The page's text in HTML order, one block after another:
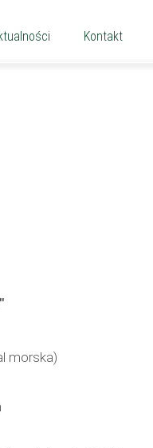
Kontakt
morska)